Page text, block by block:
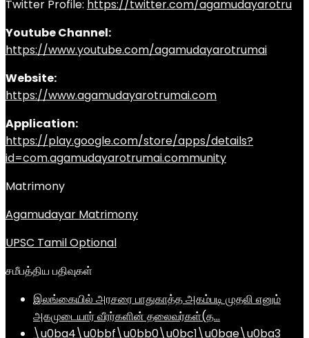
Twitter Profile: https://twitter.com/agamudayarotru
Youtube Channel:
https://www.youtube.com/agamudayarotrumai
Website:
https://www.agamudayarotrumai.com
Application:
https://play.google.com/store/apps/details?
id=com.agamudayarotrumai.community
Matrimony
Agamudayar Matrimony
UPSC Tamil Optional
சமீபத்திய பதிவுகள்
இலங்கையில் அரசரை பாதுகாத்த அகம்படி முதலி எனும்
அகமுடையார் வீரர்களின் தலைவர்கள்(த…
\u0ba4\u0bbf\u0bb0\u0bc1\u0bae\u0ba3